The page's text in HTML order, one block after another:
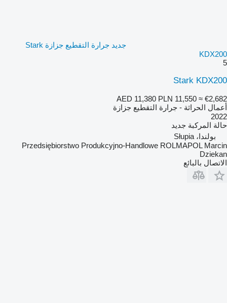
جديد جرارة التقطيع جزازة Stark
KDX200
5
Stark KDX200
AED 11,380 PLN 11,550 ≈ €2,682
أعمال الحراثة - جرارة التقطيع جزازة
2022
حالة المركبة جديد
بولندا، Słupia
Przedsiębiorstwo Produkcyjno-Handlowe ROLMAPOL Marcin
Dziekan
الاتصال بالبائع